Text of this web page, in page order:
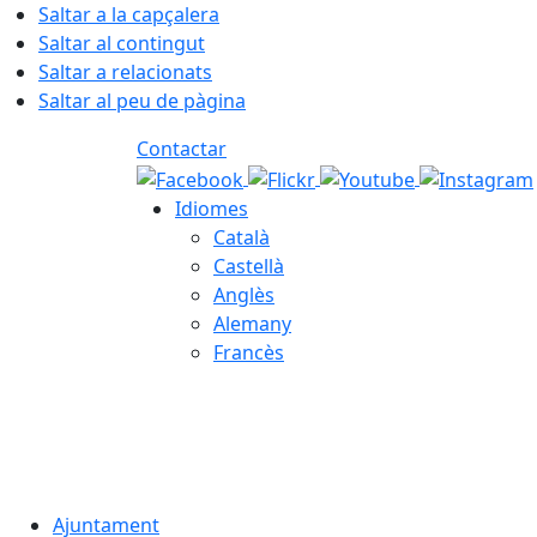
Saltar a la capçalera
Saltar al contingut
Saltar a relacionats
Saltar al peu de pàgina
Contactar
Idiomes
Català
Castellà
Anglès
Alemany
Francès
Ajuntament